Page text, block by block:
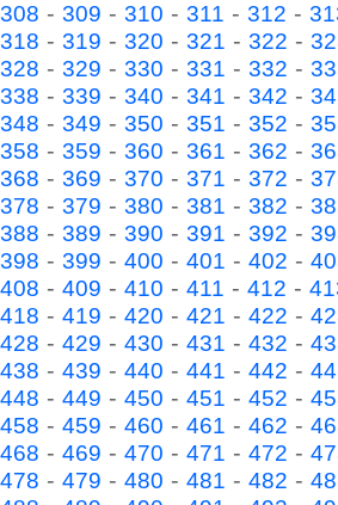
308 - 309 - 310 - 311 - 312 -
318 - 319 - 320 - 321 - 322 -
328 - 329 - 330 - 331 - 332 -
338 - 339 - 340 - 341 - 342 -
348 - 349 - 350 - 351 - 352 -
358 - 359 - 360 - 361 - 362 -
368 - 369 - 370 - 371 - 372 -
378 - 379 - 380 - 381 - 382 -
388 - 389 - 390 - 391 - 392 -
398 - 399 - 400 - 401 - 402 -
408 - 409 - 410 - 411 - 412 -
418 - 419 - 420 - 421 - 422 -
428 - 429 - 430 - 431 - 432 -
438 - 439 - 440 - 441 - 442 -
448 - 449 - 450 - 451 - 452 -
458 - 459 - 460 - 461 - 462 -
468 - 469 - 470 - 471 - 472 -
478 - 479 - 480 - 481 - 482 -